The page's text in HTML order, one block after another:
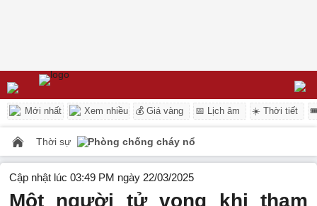
Mới nhất Xem nhiều 💰 Giá vàng 📅 Lịch âm ☀️ Thời tiết
Thời sự Phòng chống cháy nổ
Cập nhật lúc 03:49 PM ngày 22/03/2025
Một người tử vong khi tham